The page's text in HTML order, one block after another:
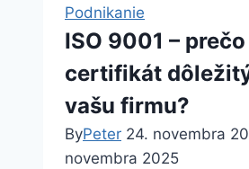
oplatí?
Podnikanie
ISO 9001 –
certifikát
vašu firmu?
ByPeter 24. novembra
novembra 2025